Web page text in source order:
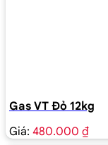
Gas VT Đỏ 12kg
Giá: 480.000 ₫